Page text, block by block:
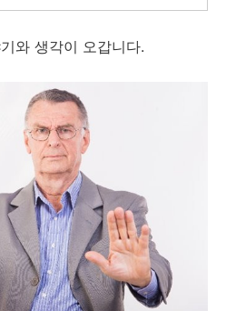
와 생각이 오갑니다.